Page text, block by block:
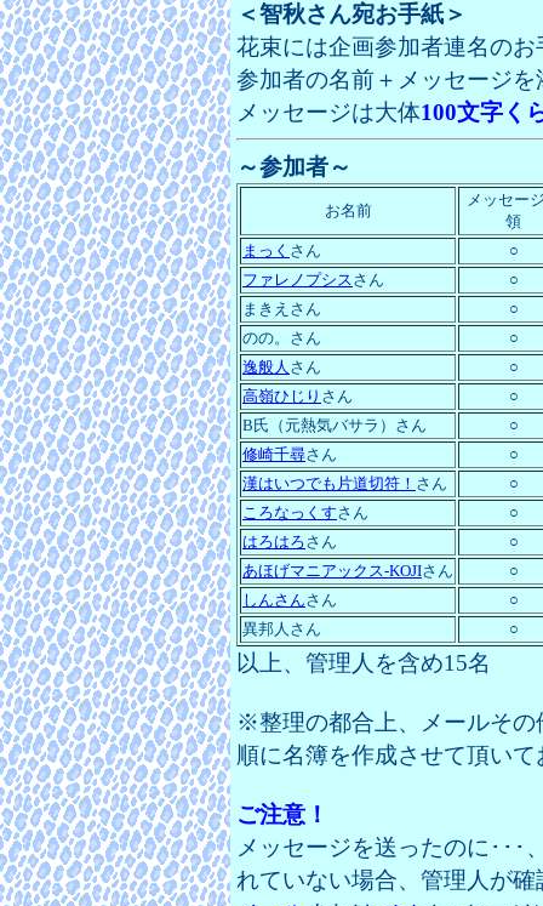
＜智秋さん宛お手紙＞
花束には企画参加者連名の
参加者の名前＋メッセージ
メッセージは大体100文字く
～参加者～
お名前
メッセー
領
まっく さん
○
ファレノプシスさん
○
まきえさん
○
のの。さん
○
逸般人 さん
○
高嶺ひじり さん
○
B氏（元熱気バサラ）さん
○
修崎千尋さん
○
漢はいつでも片道切符！ さん
○
ころなっくすさん
○
はろはろさん
○
あほげマニアックス-KOJIさん
○
しんさんさん
○
異邦人さん
○
以上、管理人を含め15名
※整理の都合上、メールそ
順に名簿を作成させて頂いて
ご注意！
メッセージを送ったのに･･･
れていない場合、管理人が